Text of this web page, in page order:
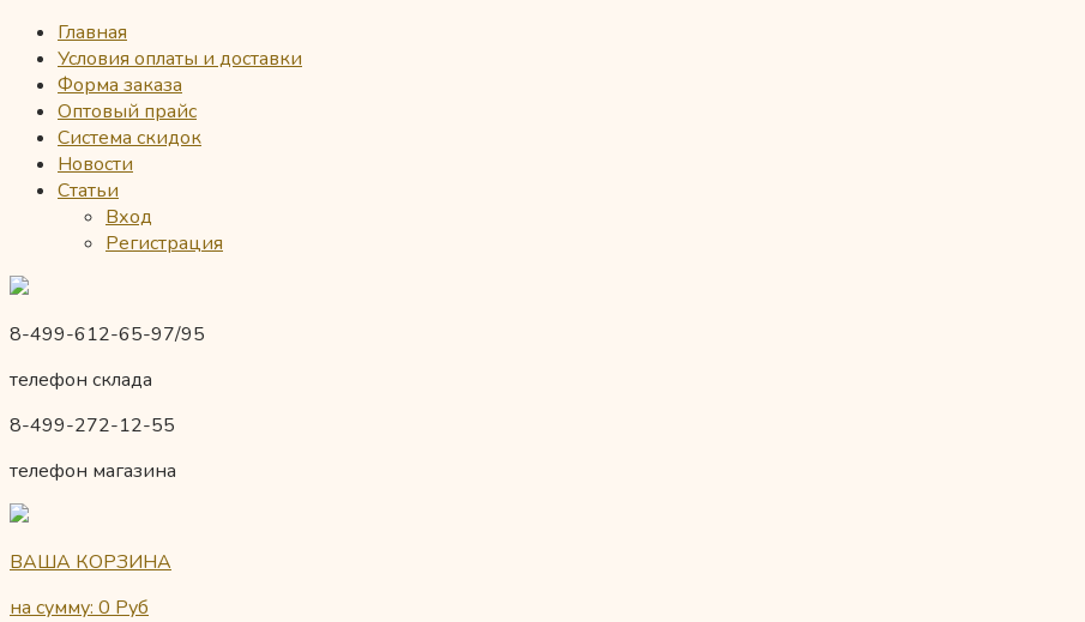
Главная
Условия оплаты и доставки
Форма заказа
Оптовый прайс
Система скидок
Новости
Статьи
Вход
Регистрация
8-499-612-65-97/95
телефон склада
8-499-272-12-55
телефон магазина
ВАША КОРЗИНА
на сумму: 0 Руб